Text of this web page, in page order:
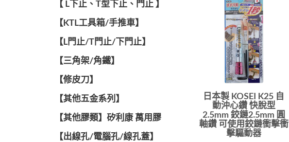
【 L下止、T型下止、門止 】
【KTL工具箱/手推車】
【L門止/T門止/下門止】
【三角架/角鐵】
【修皮刀】
【其他五金系列】
【其他膠類】矽利康 萬用膠
【出線孔/電腦孔/線孔蓋】
日本製 KOSEI K25 自
動沖心鑽 快脫型
2.5mm 鉸鏈2.5mm 圓
軸鑽 可使用鉸鏈衝擊衝
擊驅動器